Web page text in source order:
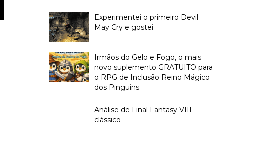
Experimentei o primeiro Devil
May Cry e gostei
Irmãos do Gelo e Fogo, o mais
novo suplemento GRATUITO para
o RPG de Inclusão Reino Mágico
dos Pinguins
Análise de Final Fantasy VIII
clássico